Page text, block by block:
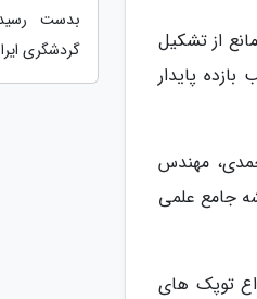
از تشکیل
پایدار
مهندس
جامع علمی
در کشور سالانه حداقل به حدود 2 میلیون از انواع توپک ­های
بدست
گردشگری